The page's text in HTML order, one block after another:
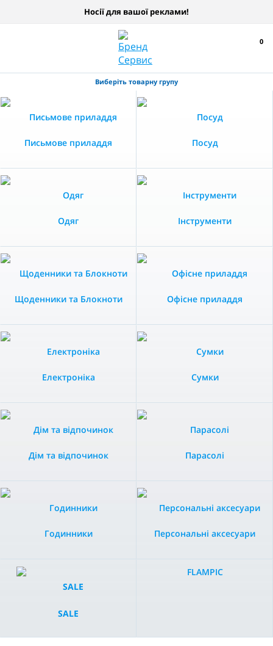
Носії для вашої реклами!
0
Виберіть товарну групу
Письмове приладдя Посуд
Одяг Інструменти
Щоденники та Блокноти Офісне приладдя
Електроніка Сумки
Дім та відпочинок Парасолі
Годинники Персональні аксесуари
SALE
FLAMPIC